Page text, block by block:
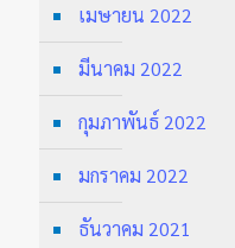
เมษายน 2022
มีนาคม 2022
กุมภาพันธ์ 2022
มกราคม 2022
ธันวาคม 2021